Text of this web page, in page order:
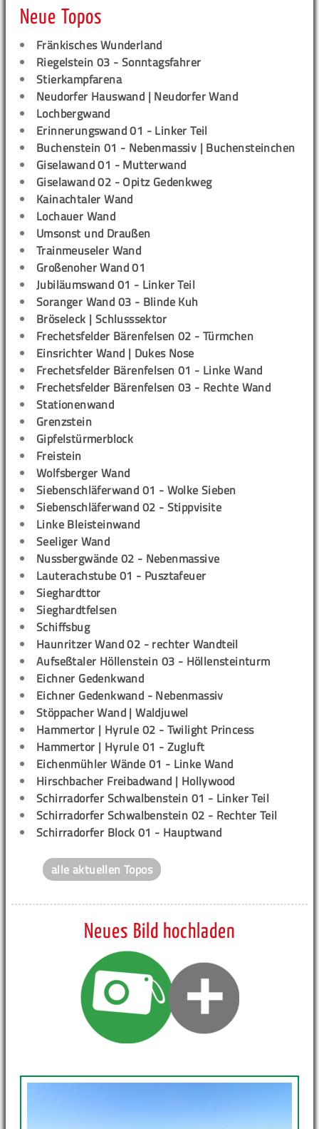
Neue Topos
Fränkisches Wunderland
Riegelstein 03 - Sonntagsfahrer
Stierkampfarena
Neudorfer Hauswand | Neudorfer Wand
Lochbergwand
Erinnerungswand 01 - Linker Teil
Buchenstein 01 - Nebenmassiv | Buchensteinchen
Giselawand 01 - Mutterwand
Giselawand 02 - Opitz Gedenkweg
Kainachtaler Wand
Lochauer Wand
Umsonst und Draußen
Trainmeuseler Wand
Großenoher Wand 01
Jubiläumswand 01 - Linker Teil
Soranger Wand 03 - Blinde Kuh
Bröseleck | Schlusssektor
Frechetsfelder Bärenfelsen 02 - Türmchen
Einsrichter Wand | Dukes Nose
Frechetsfelder Bärenfelsen 01 - Linke Wand
Frechetsfelder Bärenfelsen 03 - Rechte Wand
Stationenwand
Grenzstein
Gipfelstürmerblock
Freistein
Wolfsberger Wand
Siebenschläferwand 01 - Wolke Sieben
Siebenschläferwand 02 - Stippvisite
Linke Bleisteinwand
Seeliger Wand
Nussbergwände 02 - Nebenmassive
Lauterachstube 01 - Pusztafeuer
Sieghardttor
Sieghardtfelsen
Schiffsbug
Haunritzer Wand 02 - rechter Wandteil
Aufseßtaler Höllenstein 03 - Höllensteinturm
Eichner Gedenkwand
Eichner Gedenkwand - Nebenmassiv
Stöppacher Wand | Waldjuwel
Hammertor | Hyrule 02 - Twilight Princess
Hammertor | Hyrule 01 - Zugluft
Eichenmühler Wände 01 - Linke Wand
Hirschbacher Freibadwand | Hollywood
Schirradorfer Schwalbenstein 01 - Linker Teil
Schirradorfer Schwalbenstein 02 - Rechter Teil
Schirradorfer Block 01 - Hauptwand
alle aktuellen Topos
Neues Bild hochladen